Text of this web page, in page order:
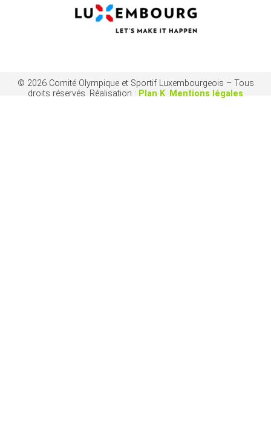
© 2026 Comité Olympique et Sportif Luxembourgeois – Tous
droits réservés. Réalisation : Plan K. Mentions légales